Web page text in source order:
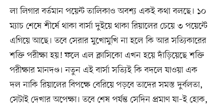
লা লিগার বর্তমান পয়েন্ট তালিকাও অবশ্য একই কথা বলছে। ১০
ম্যাচ শেষে শীর্ষে থাকা বার্সা দুইয়ে থাকা রিয়ালের চেয়ে ৩ পয়েন্টে
এগিয়ে আছে। তবে সেরার মুখোমুখি না হলে কি আর সত্যিকারের
শক্তি পরীক্ষা হয়! ফলে এল ক্লাসিকো এখন হয়ে দাঁড়িয়েছে শক্তি
পরীক্ষার মানদণ্ড। নতুন এই বার্সা সত্যিই কি বদলে যাওয়া এক
দল নাকি রিয়ালের বিপক্ষে বেরিয়ে পড়বে তাদের সমস্ত দুর্বলতা,
সেটাই দেখার অপেক্ষা। তবে শেষ পর্যন্ত সেদিন প্রমাণ যা–ই হোক,